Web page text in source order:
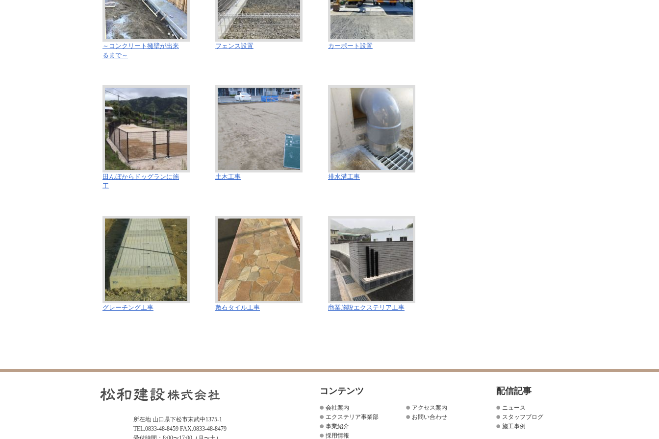
～コンクリート擁壁が出来
るまで～
フェンス設置 カーポート設置
田んぼからドッグランに施
工
土木工事 排水溝工事
グレーチング工事 敷石タイル工事 商業施設エクステリア工事
所在地 山口県下松市末武中1375-1
TEL.0833-48-8459 FAX.0833-48-8479
コンテンツ
会社案内
エクステリア事業部
事業紹介
採用情報
アクセス案内
お問い合わせ
配信記事
ニュース
スタッフブログ
施工事例